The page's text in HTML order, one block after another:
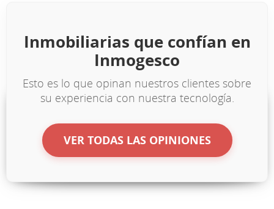
Inmobiliarias que confían en
Inmogesco
Esto es lo que opinan nuestros clientes sobre
su experiencia con nuestra tecnología.
VER TODAS LAS OPINIONES